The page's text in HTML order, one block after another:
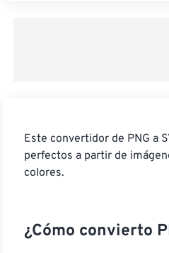
Este convertidor de PNG a
perfectos a partir de
colores.
¿Cómo convierto